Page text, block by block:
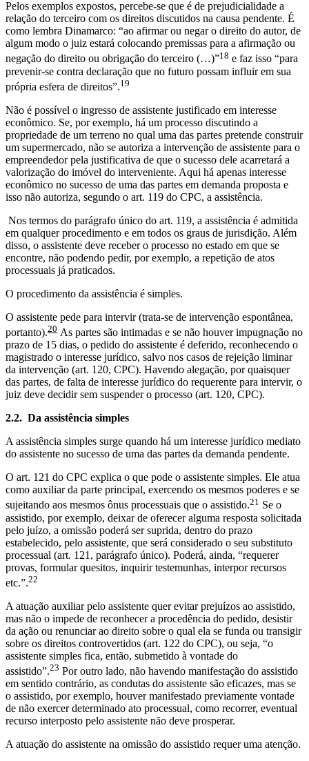
Pelos exemplos expostos, percebe-se que é de prejudicialidade a
relação do terceiro com os direitos discutidos na causa pendente. É
como lembra Dinamarco: “ao afirmar ou negar o direito do autor, de
algum modo o juiz estará colocando premissas para a afirmação ou
negação do direito ou obrigação do terceiro (…)”18 e faz isso “para
prevenir-se contra declaração que no futuro possam influir em sua
própria esfera de direitos”.19
Não é possível o ingresso de assistente justificado em interesse
econômico. Se, por exemplo, há um processo discutindo a
propriedade de um terreno no qual uma das partes pretende construir
um supermercado, não se autoriza a intervenção de assistente para o
empreendedor pela justificativa de que o sucesso dele acarretará a
valorização do imóvel do interveniente. Aqui há apenas interesse
econômico no sucesso de uma das partes em demanda proposta e
isso não autoriza, segundo o art. 119 do CPC, a assistência.
Nos termos do parágrafo único do art. 119, a assistência é admitida
em qualquer procedimento e em todos os graus de jurisdição. Além
disso, o assistente deve receber o processo no estado em que se
encontre, não podendo pedir, por exemplo, a repetição de atos
processuais já praticados.
O procedimento da assistência é simples.
O assistente pede para intervir (trata-se de intervenção espontânea,
portanto).20 As partes são intimadas e se não houver impugnação no
prazo de 15 dias, o pedido do assistente é deferido, reconhecendo o
magistrado o interesse jurídico, salvo nos casos de rejeição liminar
da intervenção (art. 120, CPC). Havendo alegação, por quaisquer
das partes, de falta de interesse jurídico do requerente para intervir, o
juiz deve decidir sem suspender o processo (art. 120, CPC).
2.2. Da assistência simples
A assistência simples surge quando há um interesse jurídico mediato
do assistente no sucesso de uma das partes da demanda pendente.
O art. 121 do CPC explica o que pode o assistente simples. Ele atua
como auxiliar da parte principal, exercendo os mesmos poderes e se
sujeitando aos mesmos ônus processuais que o assistido.21 Se o
assistido, por exemplo, deixar de oferecer alguma resposta solicitada
pelo juízo, a omissão poderá ser suprida, dentro do prazo
estabelecido, pelo assistente, que será considerado o seu substituto
processual (art. 121, parágrafo único). Poderá, ainda, “requerer
provas, formular quesitos, inquirir testemunhas, interpor recursos
etc.”.22
A atuação auxiliar pelo assistente quer evitar prejuízos ao assistido,
mas não o impede de reconhecer a procedência do pedido, desistir
da ação ou renunciar ao direito sobre o qual ela se funda ou transigir
sobre os direitos controvertidos (art. 122 do CPC), ou seja, “o
assistente simples fica, então, submetido à vontade do
assistido”.23 Por outro lado, não havendo manifestação do assistido
em sentido contrário, as condutas do assistente são eficazes, mas se
o assistido, por exemplo, houver manifestado previamente vontade
de não exercer determinado ato processual, como recorrer, eventual
recurso interposto pelo assistente não deve prosperar.
A atuação do assistente na omissão do assistido requer uma atenção.